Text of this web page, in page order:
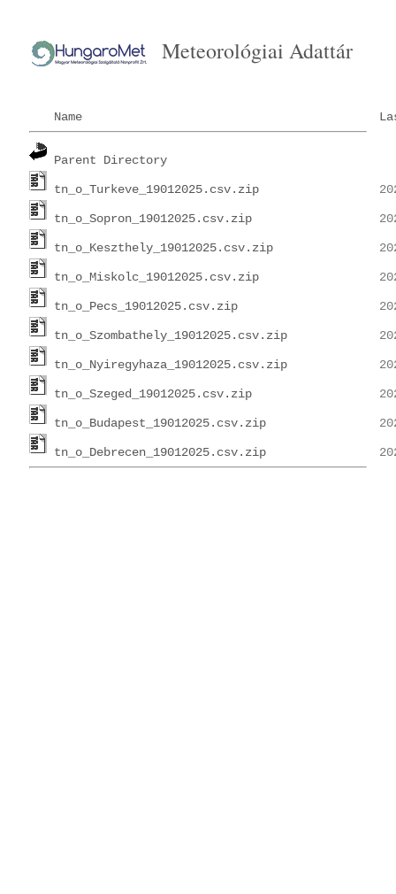
Meteorológiai Adattár
Name
Parent Directory
tn_o_Turkeve_19012025.csv.zip
tn_o_Sopron_19012025.csv.zip
tn_o_Keszthely_19012025.csv.zip
tn_o_Miskolc_19012025.csv.zip
tn_o_Pecs_19012025.csv.zip
tn_o_Szombathely_19012025.csv.zip
tn_o_Nyiregyhaza_19012025.csv.zip
tn_o_Szeged_19012025.csv.zip
tn_o_Budapest_19012025.csv.zip
tn_o_Debrecen_19012025.csv.zip